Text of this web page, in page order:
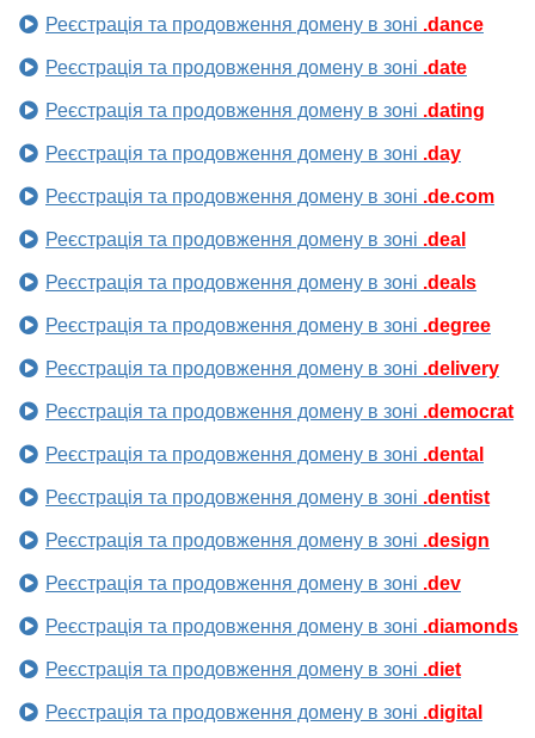
Реєстрація та продовження домену в зоні .dance
Реєстрація та продовження домену в зоні .date
Реєстрація та продовження домену в зоні .dating
Реєстрація та продовження домену в зоні .day
Реєстрація та продовження домену в зоні .de.com
Реєстрація та продовження домену в зоні .deal
Реєстрація та продовження домену в зоні .deals
Реєстрація та продовження домену в зоні .degree
Реєстрація та продовження домену в зоні .delivery
Реєстрація та продовження домену в зоні .democrat
Реєстрація та продовження домену в зоні .dental
Реєстрація та продовження домену в зоні .dentist
Реєстрація та продовження домену в зоні .design
Реєстрація та продовження домену в зоні .dev
Реєстрація та продовження домену в зоні .diamonds
Реєстрація та продовження домену в зоні .diet
Реєстрація та продовження домену в зоні .digital